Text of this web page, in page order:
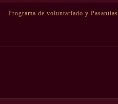
Programa de voluntariado y Pasantías